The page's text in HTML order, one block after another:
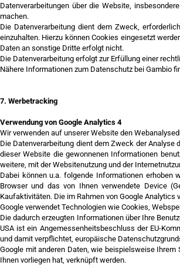
Datenverarbeitungen über die Website,
machen.
Die Datenverarbeitung dient dem Zweck,
einzuhalten. Hierzu können Cookies eingesetzt
Daten an sonstige Dritte erfolgt nicht.
Die Datenverarbeitung erfolgt zur Erfüllung einer
Nähere Informationen zum Datenschutz bei Gambio
7. Werbetracking
Verwendung von Google Analytics 4
Wir verwenden auf unserer Website den
Die Datenverarbeitung dient dem Zweck der
dieser Website die gewonnenen Informationen
weitere, mit der Websitenutzung und der
Dabei können u.a. folgende Informationen erhoben
Browser und das von Ihnen verwendete Device
Kaufaktivitäten. Die im Rahmen von Google
Google verwendet Technologien wie Cookies,
Die dadurch erzeugten Informationen über Ihre
USA ist ein Angemessenheitsbeschluss der EU-
und damit verpflichtet, europäische
Google mit anderen Daten, wie beispielsweise Ihrem
Ihnen vorliegen hat, verknüpft werden.